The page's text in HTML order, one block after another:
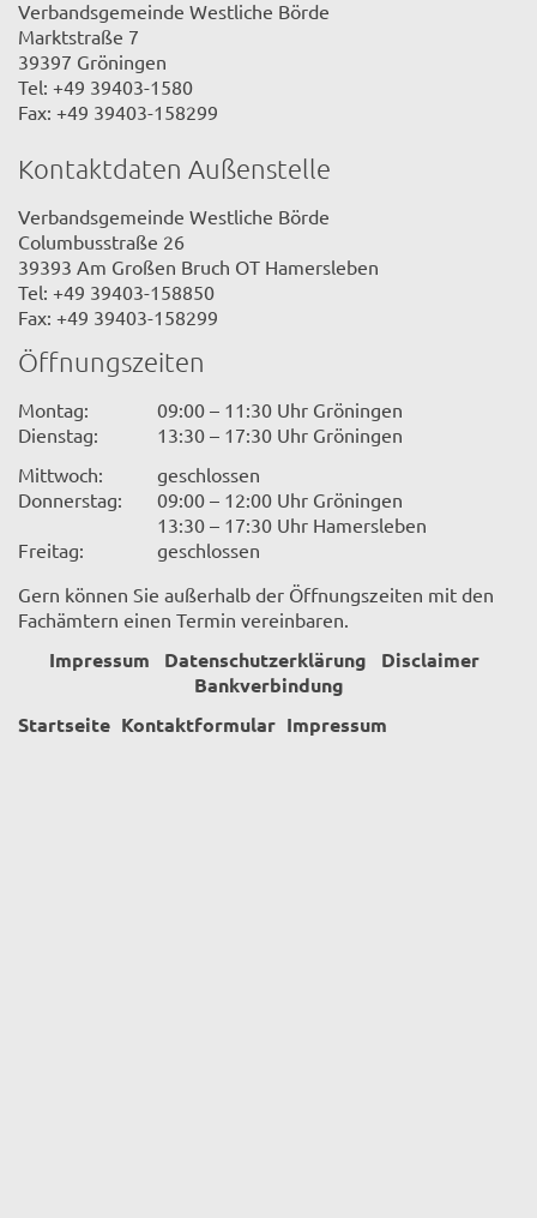
Verbandsgemeinde Westliche Börde
Marktstraße 7
39397 Gröningen
Tel: +49 39403-1580
Fax: +49 39403-158299
Kontaktdaten Außenstelle
Verbandsgemeinde Westliche Börde
Columbusstraße 26
39393 Am Großen Bruch OT Hamersleben
Tel: +49 39403-158850
Fax: +49 39403-158299
Öffnungszeiten
Montag:
09:00 – 11:30 Uhr Gröningen
Dienstag:
13:30 – 17:30 Uhr Gröningen
Mittwoch:
geschlossen
Donnerstag:
09:00 – 12:00 Uhr Gröningen
13:30 – 17:30 Uhr Hamersleben
Freitag:
geschlossen
Gern können Sie außerhalb der Öffnungszeiten mit den
Fachämtern einen Termin vereinbaren.
Impressum Datenschutzerklärung
Disclaimer
Bankverbindung
Startseite Kontaktformular Impressum